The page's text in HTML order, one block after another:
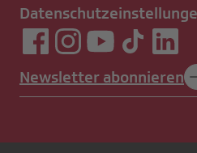
Newsletter abonnieren